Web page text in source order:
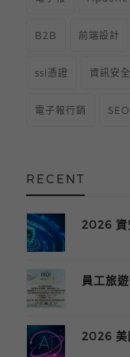
B2B 前端設計
ssl憑證 資訊安全
電子報行銷 SEO
RECENT
2026 資
Linux
指南
員工旅
2026 美